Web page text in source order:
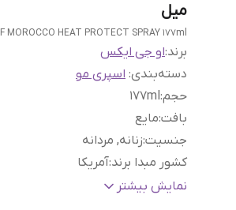
میل
MOROCCO HEAT PROTECT SPRAY 177ml
برند:او جی ایکس
دسته‌بندی: اسپری مو
حجم:
177ml
بافت:مایع
جنسیت:زنانه, مردانه
کشور مبدا برند:آمریکا
کارکرد: آبرسانی, درخشان کننده, نرمنمایش بیشتر